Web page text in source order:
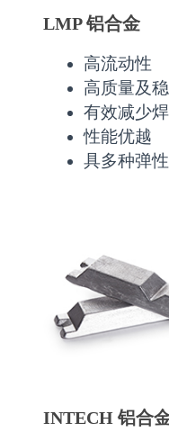
LMP 铝合金
高流动性
高质量及
有效减少
性能优越
具多种弹
INTECH 铝合